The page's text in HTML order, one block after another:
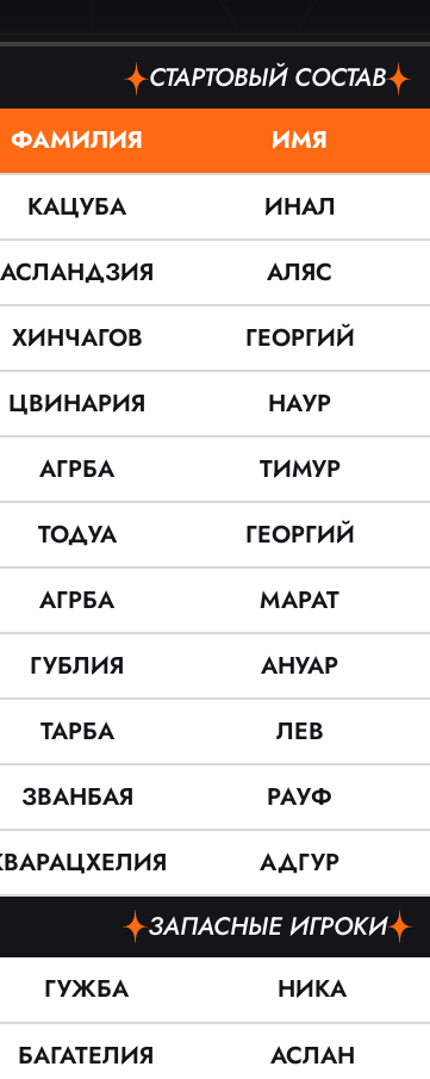
СТАРТОВЫЙ СОСТАВ
ФАМИЛИЯ ИМЯ
КАЦУБА
ИНАЛ
АСЛАНДЗИЯ
АЛЯС
ХИНЧАГОВ
ГЕОРГИЙ
ЦВИНАРИЯ
НАУР
АГРБА
ТИМУР
ТОДУА
ГЕОРГИЙ
АГРБА
МАРАТ
ГУБЛИЯ
АНУАР
ТАРБА
ЛЕВ
ЗВАНБАЯ
РАУФ
АДГУР
ЗАПАСНЫЕ ИГРОКИ
ГУЖБА НИКА
БАГАТЕЛИЯ
АСЛАН